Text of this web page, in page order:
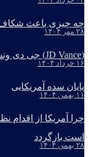
چه چیزی باعث
۲۸ مهر ۱۴۰۴
(JD Vance) جی دی ونس
۱۶ خرداد ۱۴۰۴
پایان سده آمریکایی
۱۱ بهمن ۱۴۰۴
چرا آمریکا از
است بازگردد
۲۸ بهمن ۱۴۰۴